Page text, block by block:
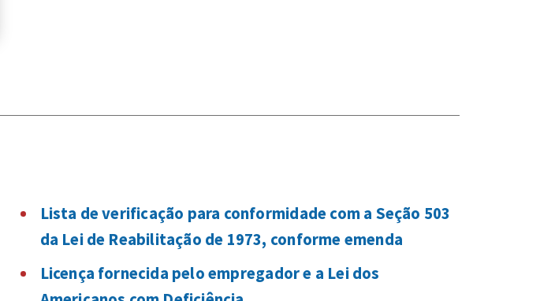
Lista de verificação para conformidade com a Seção 503
da Lei de Reabilitação de 1973, conforme emenda
Licença fornecida pelo empregador e a Lei dos